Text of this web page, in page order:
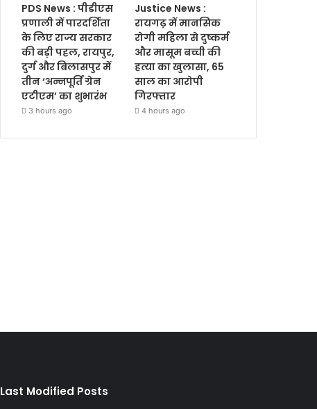
PDS News : पीडीएस
प्रणाली में पारदर्शिता
के लिए राज्य सरकार
की बड़ी पहल, रायपुर,
दुर्ग और बिलासपुर में
तीन ‘अन्नपूर्ति ग्रेन
एटीएम’ का शुभारंभ
3 hours ago
Justice News :
रायगढ़ में मानसिक
रोगी महिला से दुष्कर्म
और मासूम बच्ची की
हत्या का खुलासा, 65
साल का आरोपी
गिरफ्तार
4 hours ago
Last Modified Posts